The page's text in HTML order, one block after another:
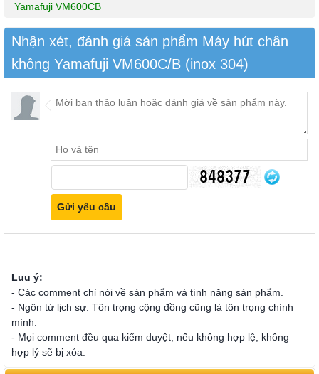
Yamafuji VM600CB
Nhận xét, đánh giá sản phẩm Máy hút chân
không Yamafuji VM600C/B (inox 304)
Luu ý:
- Các comment chỉ nói về sản phẩm và tính năng sản phẩm.
- Ngôn từ lịch sự. Tôn trọng cộng đồng cũng là tôn trọng chính
mình.
- Mọi comment đều qua kiểm duyệt, nếu không hợp lệ, không
hợp lý sẽ bị xóa.